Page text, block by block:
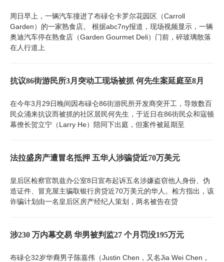
周日早上，一辆汽车撞进了布碌仑卡罗尔花园区（Carroll
Garden）的一家熟食店。 根据abc7ny报道，现场视频显示，一辆
奥迪汽车停在熟食店（Garden Gourmet Deli）门前，碎玻璃散落
在人行道上
抗议86街游民所3月突动工现场被抓 何先生案延庭至8月
在今年3月29日晚间因布碌仑86街游民所开发商突开工，导致数百
民众涌来抗议而被抓的社区居民何先生，于近日在86街民众和寇顿
幕僚长贺立宁（Larry He）陪同下出庭，但案件被延期至
法拉盛房产遭冒名抵押 五华人涉骗贷近70万美元
皇后区检察官凯兹办公室8日宣布起诉五名涉嫌盗窃他人身份、伪
造证件、冒充屋主骗取银行房贷近70万美元的华人。检方指出，该
诈骗计划由一名皇后区房产经纪人策划，两名被告在贷
涉230 万内幕交易 华男被判监27 个月罚没195万元
布碌仑32岁华裔男子陈嘉伟（Justin Chen，又名Jia Wei Chen，